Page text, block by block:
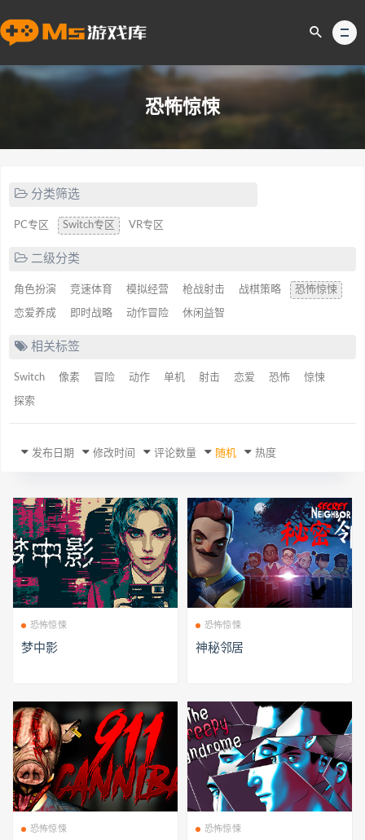
恐怖惊悚
分类筛选
PC专区 Switch专区 VR专区
二级分类
角色扮演 竞速体育 模拟经营 枪战射击 战棋策略 恐怖惊悚
恋爱养成 即时战略 动作冒险 休闲益智
相关标签
Switch 像素 冒险 动作 单机 射击 恋爱 恐怖 惊悚
探索
发布日期 修改时间 评论数量 随机 热度
恐怖惊悚
梦中影
恐怖惊悚
神秘邻居
恐怖惊悚 恐怖惊悚